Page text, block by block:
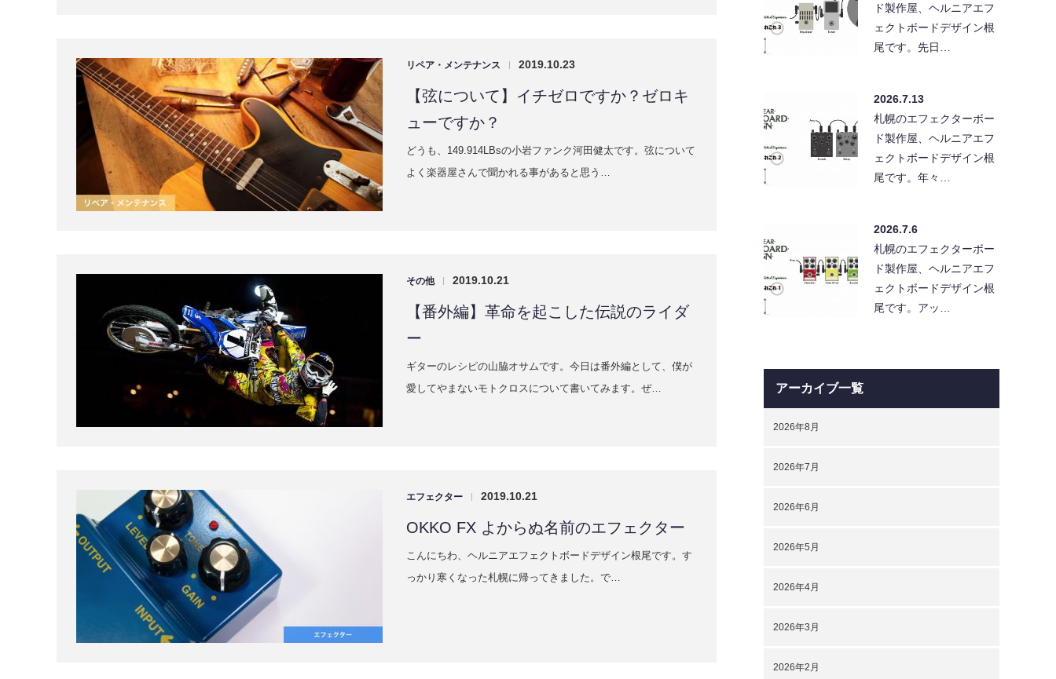
リペア・メンテナンス | 2019.10.23
【弦について】イチゼロですか？ゼロキ
ューですか？
どうも、149.914LBsの小岩ファンク河田健太です。弦について
よく楽器屋さんで聞かれる事があると思う…
その他 | 2019.10.21
【番外編】革命を起こした伝説のライダ
ー
ギターのレシピの山脇オサムです。今日は番外編として、僕が
愛してやまないモトクロスについて書いてみます。ぜ…
エフェクター | 2019.10.21
OKKO FX よからぬ名前のエフェクター
こんにちわ、ヘルニアエフェクトボードデザイン根尾です。す
っかり寒くなった札幌に帰ってきました。で…
ド製作屋、ヘルニアエフ
ェクトボードデザイン根
尾です。先日…
2026.7.13
札幌のエフェクターボー
ド製作屋、ヘルニアエフ
ェクトボードデザイン根
尾です。年々…
2026.7.6
札幌のエフェクターボー
ド製作屋、ヘルニアエフ
ェクトボードデザイン根
尾です。アッ…
アーカイブ一覧
2026年8月
2026年7月
2026年6月
2026年5月
2026年4月
2026年3月
2026年2月